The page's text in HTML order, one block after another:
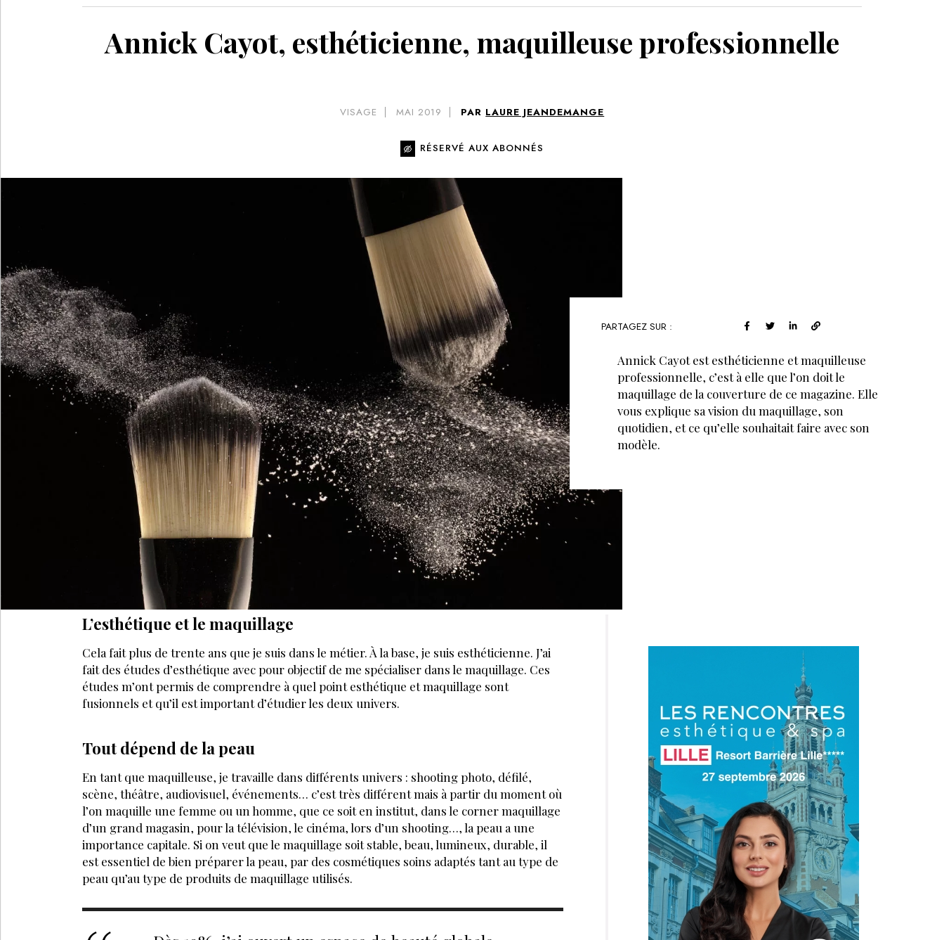
Annick Cayot, esthéticienne, maquilleuse professionnelle
VISAGE MAI 2019 PAR LAURE JEANDEMANGE
RÉSERVÉ AUX ABONNÉS
PARTAGEZ SUR :
Annick Cayot est esthéticienne et maquilleuse
professionnelle, c’est à elle que l’on doit le
maquillage de la couverture de ce magazine. Elle
vous explique sa vision du maquillage, son
quotidien, et ce qu’elle souhaitait faire avec son
modèle.
L’esthétique et le maquillage
Cela fait plus de trente ans que je suis dans le métier. À la base, je suis esthéticienne. J’ai
fait des études d’esthétique avec pour objectif de me spécialiser dans le maquillage. Ces
études m’ont permis de comprendre à quel point esthétique et maquillage sont
fusionnels et qu’il est important d’étudier les deux univers.
Tout dépend de la peau
En tant que maquilleuse, je travaille dans différents univers : shooting photo, défilé,
scène, théâtre, audiovisuel, événements… c’est très différent mais à partir du moment où
l’on maquille une femme ou un homme, que ce soit en institut, dans le corner maquillage
d’un grand magasin, pour la télévision, le cinéma, lors d’un shooting…, la peau a une
importance capitale. Si on veut que le maquillage soit stable, beau, lu
LA SUITE EST RÉSERVÉE AUX ABONNÉS